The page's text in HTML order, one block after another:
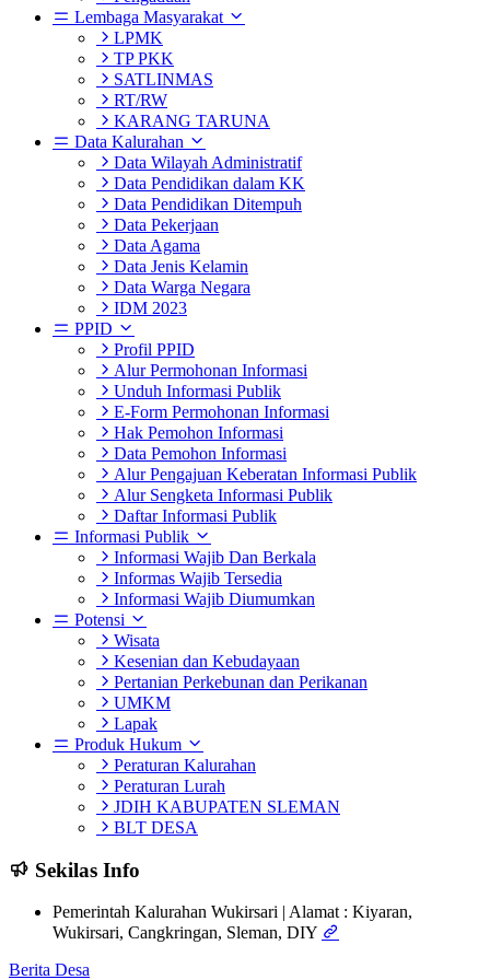
Lembaga Masyarakat
LPMK
TP PKK
SATLINMAS
RT/RW
KARANG TARUNA
Data Kalurahan
Data Wilayah Administratif
Data Pendidikan dalam KK
Data Pendidikan Ditempuh
Data Pekerjaan
Data Agama
Data Jenis Kelamin
Data Warga Negara
IDM 2023
PPID
Profil PPID
Alur Permohonan Informasi
Unduh Informasi Publik
E-Form Permohonan Informasi
Hak Pemohon Informasi
Data Pemohon Informasi
Alur Pengajuan Keberatan Informasi Publik
Alur Sengketa Informasi Publik
Daftar Informasi Publik
Informasi Publik
Informasi Wajib Dan Berkala
Informas Wajib Tersedia
Informasi Wajib Diumumkan
Potensi
Wisata
Kesenian dan Kebudayaan
Pertanian Perkebunan dan Perikanan
UMKM
Lapak
Produk Hukum
Peraturan Kalurahan
Peraturan Lurah
JDIH KABUPATEN SLEMAN
BLT DESA
Sekilas Info
Pemerintah Kalurahan Wukirsari | Alamat : Kiyaran,
Wukirsari, Cangkringan, Sleman, DIY
Berita Desa